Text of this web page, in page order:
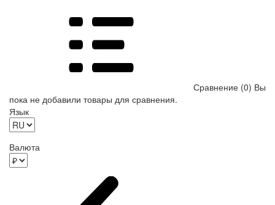
Сравнение (0) Вы
пока не добавили товары для сравнения.
Язык
Валюта